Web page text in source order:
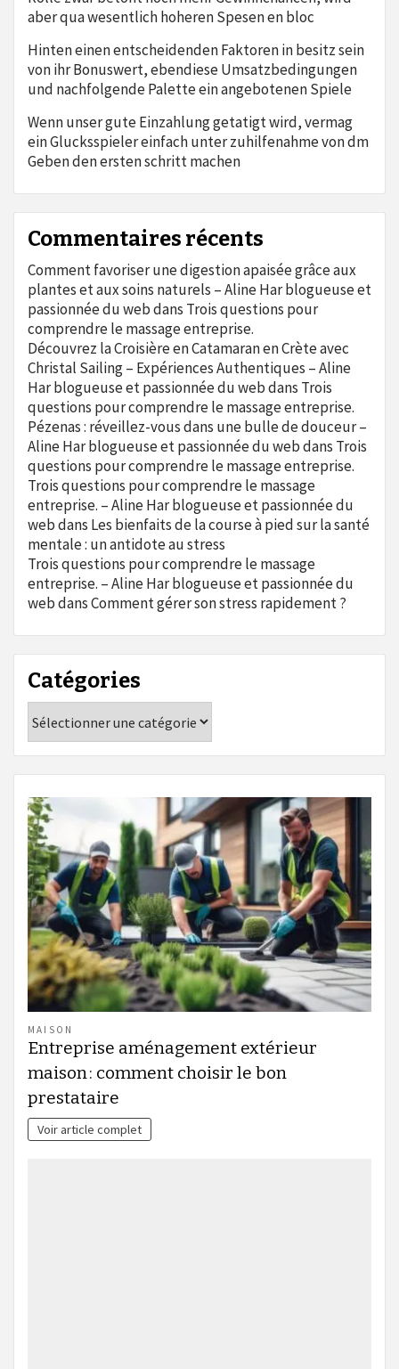
aber qua wesentlich hoheren Spesen en bloc
Hinten einen entscheidenden Faktoren in besitz sein
von ihr Bonuswert, ebendiese Umsatzbedingungen
und nachfolgende Palette ein angebotenen Spiele
Wenn unser gute Einzahlung getatigt wird, vermag
ein Glucksspieler einfach unter zuhilfenahme von dm
Geben den ersten schritt machen
Commentaires récents
Comment favoriser une digestion apaisée grâce aux
plantes et aux soins naturels – Aline Har blogueuse et
passionnée du webdans Trois questions pour
comprendre le massage entreprise.
Découvrez la Croisière en Catamaran en Crète avec
Christal Sailing – Expériences Authentiques – Aline
Har blogueuse et passionnée du webdans Trois
questions pour comprendre le massage entreprise.
Pézenas : réveillez-vous dans une bulle de douceur –
Aline Har blogueuse et passionnée du webdans Trois
questions pour comprendre le massage entreprise.
Trois questions pour comprendre le massage
entreprise. – Aline Har blogueuse et passionnée du
webdans Les bienfaits de la course à pied sur la santé
mentale : un antidote au stress
Trois questions pour comprendre le massage
entreprise. – Aline Har blogueuse et passionnée du
webdansComment gérer son stress rapidement ?
Catégories
MAISON
Entreprise aménagement extérieur
maison : comment choisir le bon
prestataire
Voir article complet